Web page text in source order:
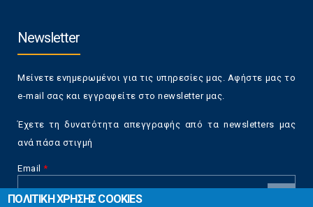
Newsletter
Μείνετε ενημερωμένοι για τις υπηρεσίες μας. Αφήστε μας το
e-mail σας και εγγραφείτε στο newsletter μας.
Έχετε τη δυνατότητα απεγγραφής από τα newsletters μας
ανά πάσα στιγμή
Email *
ΠΟΛΙΤΙΚΗ ΧΡΗΣΗΣ COOKIES